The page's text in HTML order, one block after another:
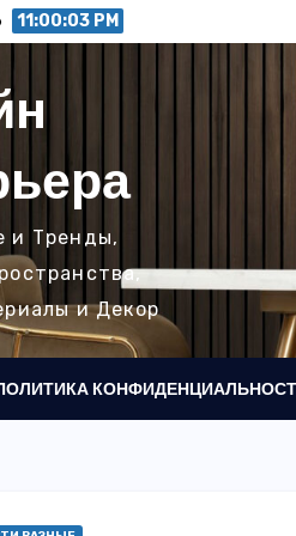
11:00:05 PM
и Тренды,
и Декор